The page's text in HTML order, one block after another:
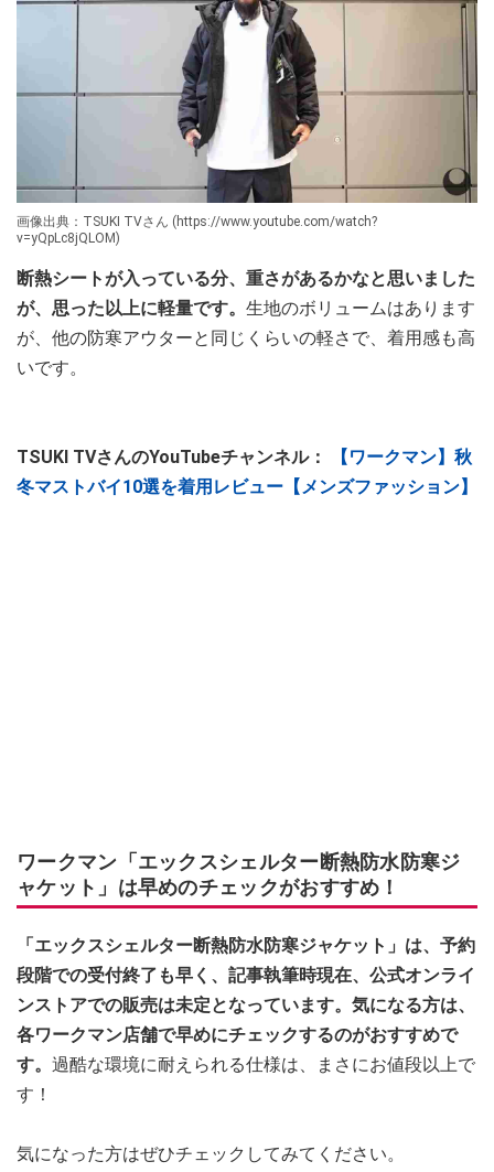
画像出典：TSUKI TVさん (https://www.youtube.com/watch?
v=yQpLc8jQLOM)
断熱シートが入っている分、重さがあるかなと思いました
が、思った以上に軽量です。 生地のボリュームはあります
が、他の防寒アウターと同じくらいの軽さで、着用感も高
いです。
TSUKI TVさんのYouTubeチャンネル：
【ワークマン】秋
冬マストバイ10選を着用レビュー【メンズファッション】
ワークマン「エックスシェルター断熱防水防寒ジ
ャケット」は早めのチェックがおすすめ！
「エックスシェルター断熱防水防寒ジャケット」は、予約
段階での受付終了も早く、記事執筆時現在、公式オンライ
ンストアでの販売は未定となっています。気になる方は、
各ワークマン店舗で早めにチェックするのがおすすめで
す。 過酷な環境に耐えられる仕様は、まさにお値段以上で
す！
気になった方はぜひチェックしてみてください。